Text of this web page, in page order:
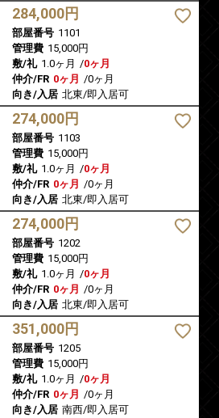
284,000円
部屋番号 1101
管理費 15,000円
敷/礼 1.0ヶ月 /0ヶ月
仲介/FR 0ヶ月 /0ヶ月
向き/入居 北東/即入居可
274,000円
部屋番号 1103
管理費 15,000円
敷/礼 1.0ヶ月 /0ヶ月
仲介/FR 0ヶ月 /0ヶ月
向き/入居 北東/即入居可
274,000円
部屋番号 1202
管理費 15,000円
敷/礼 1.0ヶ月 /0ヶ月
仲介/FR 0ヶ月 /0ヶ月
向き/入居 北東/即入居可
351,000円
部屋番号 1205
管理費 15,000円
敷/礼 1.0ヶ月 /0ヶ月
仲介/FR 0ヶ月 /0ヶ月
向き/入居 南西/即入居可